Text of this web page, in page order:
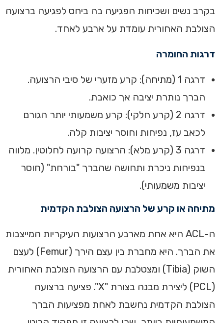
בקרב נשים ושכיחות הפגיעה בה ביחס לפגיעה ברצועה
הצולבת האחורית עומדת על ארבע לאחד.
דרגות החומרה
דרגה 1 (מתיחה): קרע מזערי של סיבי הרצועה.
הברך נותרת יציבה אך כואבת.
דרגה 2 (קרע חלקי): קרע משמעותי יותר הגורם
לכאב עז, נפיחות וחוסר יציבות קלה.
דרגה 3 (קרע מלא): הרצועה קרועה לחלוטין. מלווה
בנפיחות ניכרת ותחושה שהברך "בורחת" (חוסר
יציבות משמעותי).
מתיחה או קרע של הרצועה הצולבת הקדמית
ה-ACL היא אחת מארבע הרצועות העיקריות המייצבות
את הברך. היא מחברת בין עצם הירך (Femur) לעצם
השוק (Tibia) ומצטלבת עם הרצועה הצולבת האחורית
(PCL) ליצירת מבנה בצורת "X". פציעה ברצועה
הצולבת הקדמית נחשבת לאחת מפציעות הברך